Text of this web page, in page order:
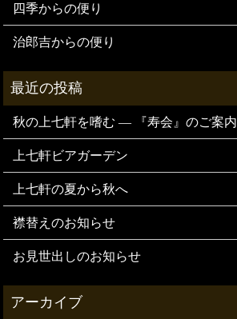
四季からの便り
治郎吉からの便り
秋の上七軒を嗜む — 『寿会』のご案内
上七軒ビアガーデン
上七軒の夏から秋へ
襟替えのお知らせ
お見世出しのお知らせ